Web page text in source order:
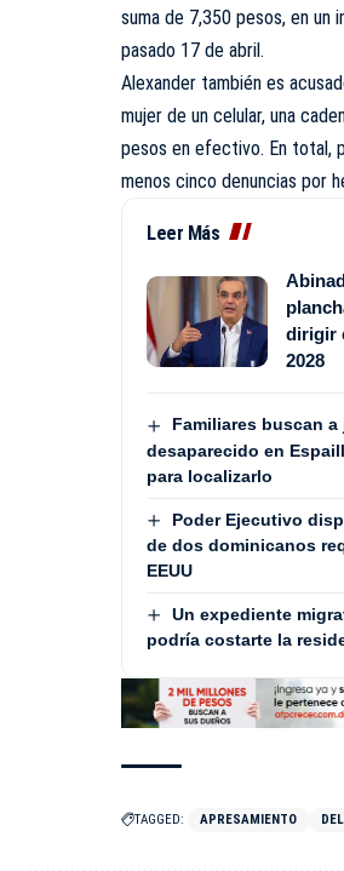
suma de 7,350 pesos, en un
pasado 17 de abril.
Alexander también es
mujer de un celular, una
pesos en efectivo. En total,
menos cinco denuncias por
Leer Más
dirigir
2028
Familiares buscan a
desaparecido en
para localizarlo
Poder Ejecutivo
de dos dominicanos
EEUU
Un expediente
podría costarte la
TAGGED: APRESAMIENTO